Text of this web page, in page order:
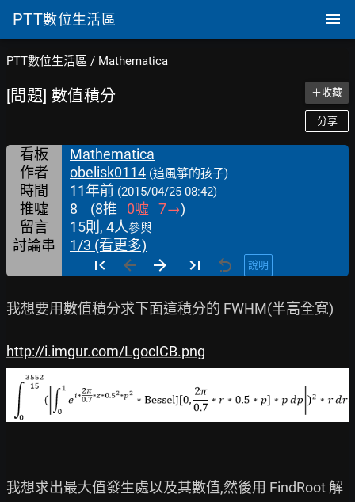
PTT數位生活區
PTT數位生活區 / Mathematica
[問題] 數值積分 ＋收藏
分享
看板
Mathematica
作者
obelisk0114 (追風箏的孩子)
時間 11年前 (2015/04/25 08:42)
推噓 8 (8推 0噓 7→)
留言
15則, 4人參與
討論串 1/3 (看更多)
說明
我想要用數值積分求下面這積分的 FWHM(半高全寬)
http://i.imgur.com/LgocICB.png
我想求出最大值發生處以及其數值,然後用 FindRoot 解